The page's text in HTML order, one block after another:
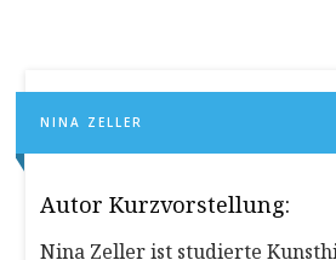
NINA ZELLER
Autor Kurzvorstellung:
Nina Zeller ist studierte